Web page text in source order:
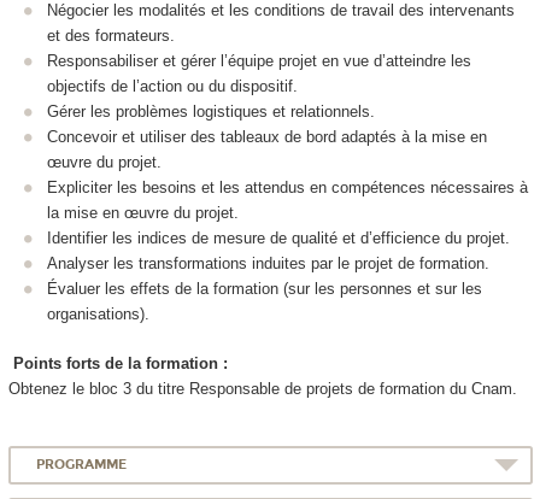
Négocier les modalités et les conditions de travail des intervenants
et des formateurs.
Responsabiliser et gérer l’équipe projet en vue d’atteindre les
objectifs de l’action ou du dispositif.
Gérer les problèmes logistiques et relationnels.
Concevoir et utiliser des tableaux de bord adaptés à la mise en
œuvre du projet.
Expliciter les besoins et les attendus en compétences nécessaires à
la mise en œuvre du projet.
Identifier les indices de mesure de qualité et d’efficience du projet.
Analyser les transformations induites par le projet de formation.
Évaluer les effets de la formation (sur les personnes et sur les
organisations).
Points forts de la formation :
Obtenez le bloc 3 du titre Responsable de projets de formation du Cnam.
PROGRAMME